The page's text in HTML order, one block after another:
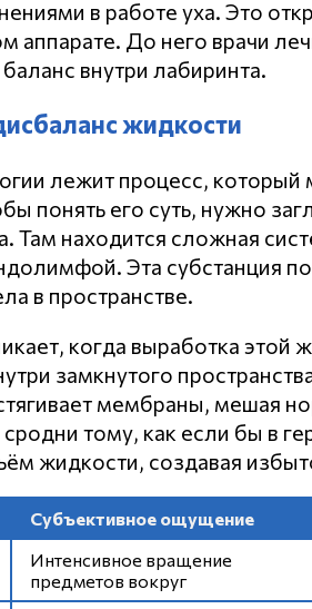
в работе уха. Это
аппарате. До него врачи
внутри лабиринта.
жидкости
лежит процесс,
понять его суть, нужно
Там находится сложная
Эта субстанция
в пространстве.
когда выработка этой
замкнутого
мембраны, мешая
тому, как если бы в
жидкости, создавая
Субъективное ощущение
Интенсивное вращение
предметов вокруг